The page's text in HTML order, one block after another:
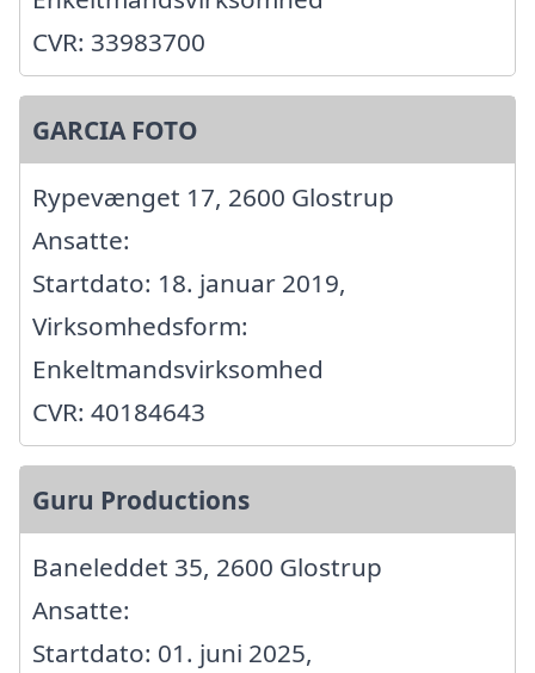
CVR: 33983700
GARCIA FOTO
Rypevænget 17, 2600 Glostrup
Ansatte:
Startdato: 18. januar 2019,
Virksomhedsform:
Enkeltmandsvirksomhed
CVR: 40184643
Guru Productions
Baneleddet 35, 2600 Glostrup
Ansatte:
Startdato: 01. juni 2025,